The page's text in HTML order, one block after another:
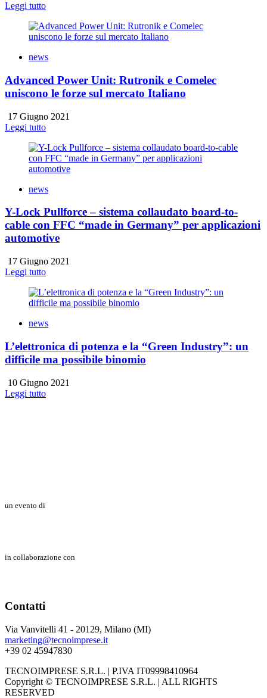
Leggi tutto
news
Advanced Power Unit: Rutronik e Comelec
uniscono le forze sul mercato Italiano
17 Giugno 2021
Leggi tutto
news
Y-Lock Pullforce – sistema collaudato board-to-
cable con FFC “made in Germany” per applicazioni
automotive
17 Giugno 2021
Leggi tutto
news
L’elettronica di potenza e la “Green Industry”: un
difficile ma possibile binomio
10 Giugno 2021
Leggi tutto
un evento di
in collaborazione con
Contatti
Via Vanvitelli 41 - 20129, Milano (MI)
marketing@tecnoimprese.it
+39 02 45947830
TECNOIMPRESE S.R.L. | P.IVA IT09998410964
Copyright © TECNOIMPRESE S.R.L. | ALL RIGHTS
RESERVED